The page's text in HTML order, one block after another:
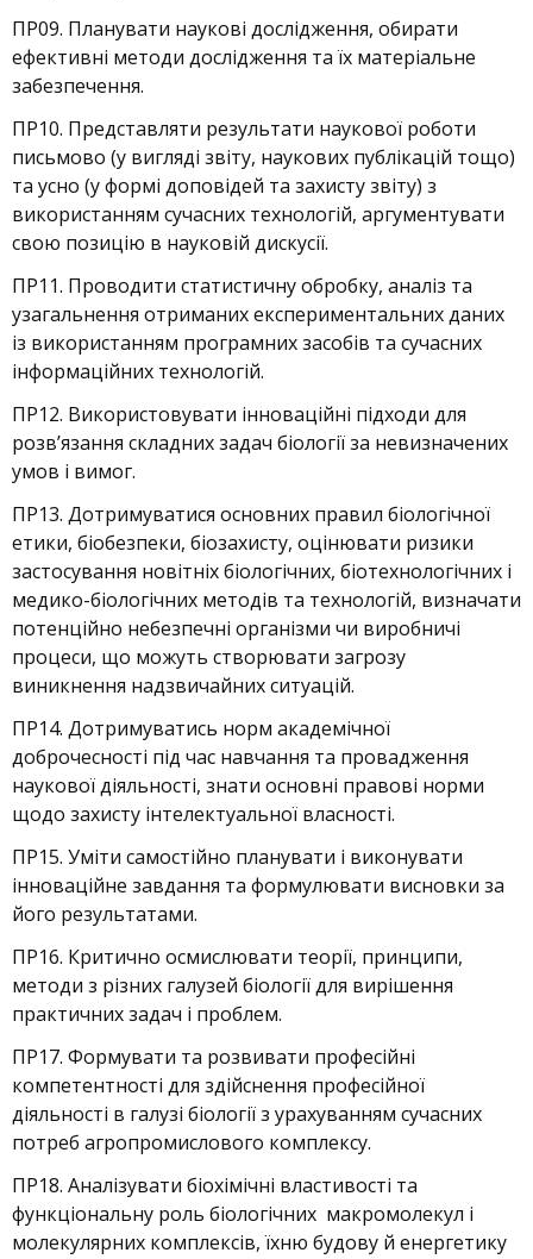
ПР09. Планувати наукові дослідження, обирати
ефективні методи дослідження та їх матеріальне
забезпечення.
ПР10. Представляти результати наукової роботи
письмово (у вигляді звіту, наукових публікацій тощо)
та усно (у формі доповідей та захисту звіту) з
використанням сучасних технологій, аргументувати
свою позицію в науковій дискусії.
ПР11. Проводити статистичну обробку, аналіз та
узагальнення отриманих експериментальних даних
із використанням програмних засобів та сучасних
інформаційних технологій.
ПР12. Використовувати інноваційні підходи для
розв’язання складних задач біології за невизначених
умов і вимог.
ПР13. Дотримуватися основних правил біологічної
етики, біобезпеки, біозахисту, оцінювати ризики
застосування новітніх біологічних, біотехнологічних і
медико-біологічних методів та технологій, визначати
потенційно небезпечні організми чи виробничі
процеси, що можуть створювати загрозу
виникнення надзвичайних ситуацій.
ПР14. Дотримуватись норм академічної
доброчесності під час навчання та провадження
наукової діяльності, знати основні правові норми
щодо захисту інтелектуальної власності.
ПР15. Уміти самостійно планувати і виконувати
інноваційне завдання та формулювати висновки за
його результатами.
ПР16. Критично осмислювати теорії, принципи,
методи з різних галузей біології для вирішення
практичних задач і проблем.
ПР17. Формувати та розвивати професійні
компетентності для здійснення професійної
діяльності в галузі біології з урахуванням сучасних
потреб агропромислового комплексу.
ПР18. Аналізувати біохімічні властивості та
функціональну роль біологічних макромолекул і
молекулярних комплексів, їхню будову й енергетику